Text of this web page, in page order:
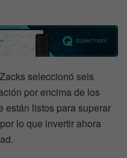
seleccionó seis
por encima de los
están listos para superar
lo que invertir ahora